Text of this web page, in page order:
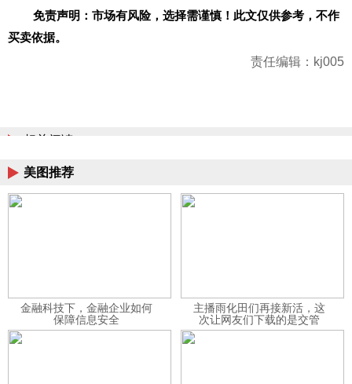
免责声明：市场有风险，选择需谨慎！此文仅供参考，不作
买卖依据。
责任编辑：kj005
相关阅读
美图推荐
金融科技下，金融企业如何
保障信息安全
主播雨化田们再接新活，这
次让网友们下载的是交管
12123APP